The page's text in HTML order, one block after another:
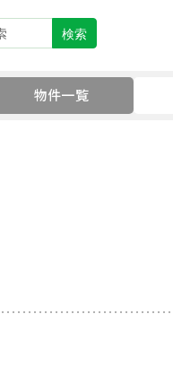
検索
物件一覧